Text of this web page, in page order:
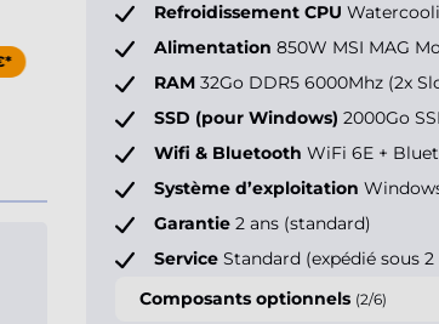
Refroidissement CPU
Alimentation
RAM 32Go DDR5 6000Mhz (2x
SSD (pour Windows)
Wifi & Bluetooth
Système d’exploitation
Garantie 2 ans (standard)
Service
Composants optionnels (2/6)